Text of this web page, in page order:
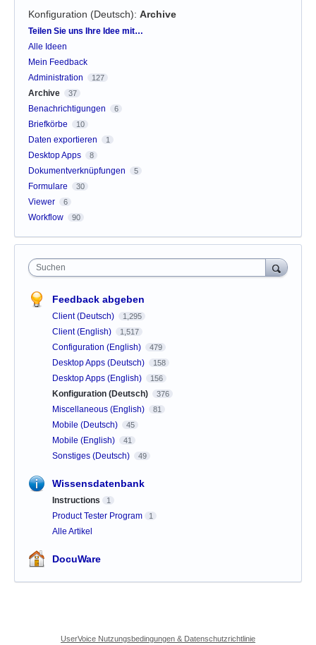
Konfiguration (Deutsch): Archive
Kategorien
Teilen Sie uns Ihre Idee mit…
Alle Ideen
Mein Feedback
Administration
127
Archive 37
Benachrichtigungen 6
Briefkörbe 10
Daten exportieren 1
Desktop Apps 8
Dokumentverknüpfungen 5
Formulare 30
Viewer 6
Workflow 90
Suchen
Feedback abgeben
Client (Deutsch) 1,295
Client (English) 1,517
Configuration (English) 479
Desktop Apps (Deutsch) 158
Desktop Apps (English) 156
Konfiguration (Deutsch) 376
Miscellaneous (English) 81
Mobile (Deutsch) 45
Mobile (English) 41
Sonstiges (Deutsch) 49
Wissensdatenbank
Instructions 1
Product Tester Program 1
Alle Artikel
DocuWare
UserVoice Nutzungsbedingungen & Datenschutzrichtlinie